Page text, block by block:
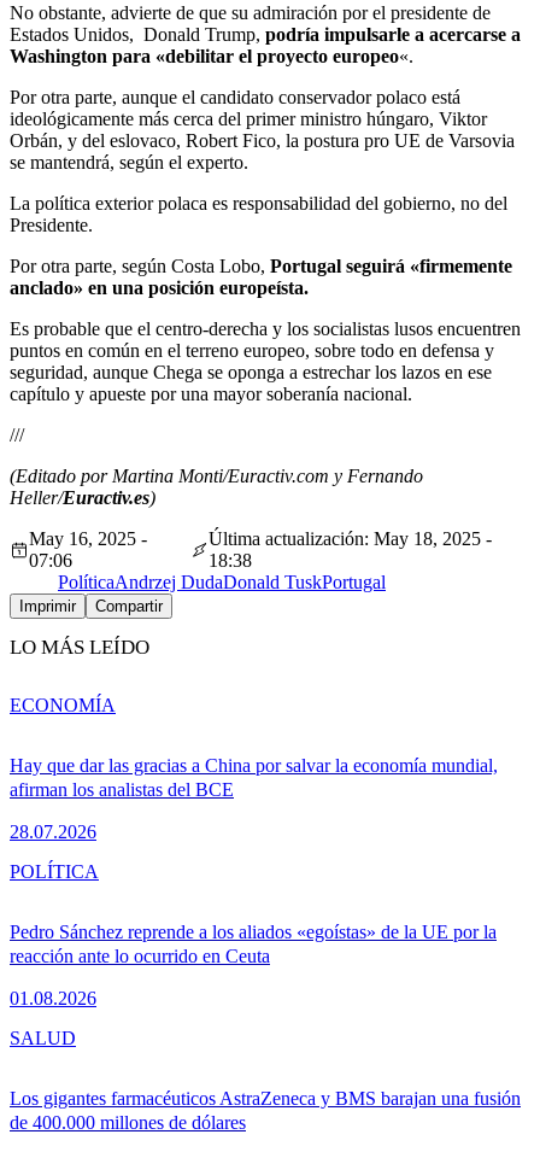
No obstante, advierte de que su admiración por el presidente de
Estados Unidos, Donald Trump, podría impulsarle a acercarse a
Washington para «debilitar el proyecto europeo«.
Por otra parte, aunque el candidato conservador polaco está
ideológicamente más cerca del primer ministro húngaro, Viktor
Orbán, y del eslovaco, Robert Fico, la postura pro UE de Varsovia
se mantendrá, según el experto.
La política exterior polaca es responsabilidad del gobierno, no del
Presidente.
Por otra parte, según Costa Lobo, Portugal seguirá «firmemente
anclado» en una posición europeísta.
Es probable que el centro-derecha y los socialistas lusos encuentren
puntos en común en el terreno europeo, sobre todo en defensa y
seguridad, aunque Chega se oponga a estrechar los lazos en ese
capítulo y apueste por una mayor soberanía nacional.
///
(Editado por Martina Monti/Euractiv.com y Fernando
Heller/Euractiv.es)
May 16, 2025 -
07:06
Última actualización: May 18, 2025 -
18:38
PolíticaAndrzej DudaDonald TuskPortugal
Imprimir Compartir
LO MÁS LEÍDO
Hay que dar las gracias a China por salvar la economía mundial,
afirman los analistas del BCE
28.07.2026
ECONOMÍA
Pedro Sánchez reprende a los aliados «egoístas» de la UE por la
reacción ante lo ocurrido en Ceuta
01.08.2026
POLÍTICA
Los gigantes farmacéuticos AstraZeneca y BMS barajan una fusión
de 400.000 millones de dólares
SALUD